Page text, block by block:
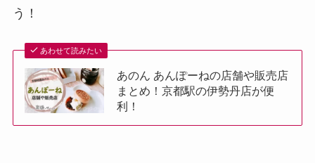
う！
あわせて読みたい
あのん あんぽーねの店舗や販売店
まとめ！京都駅の伊勢丹店が便
利！